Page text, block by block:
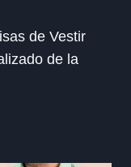
de Vestir
de la